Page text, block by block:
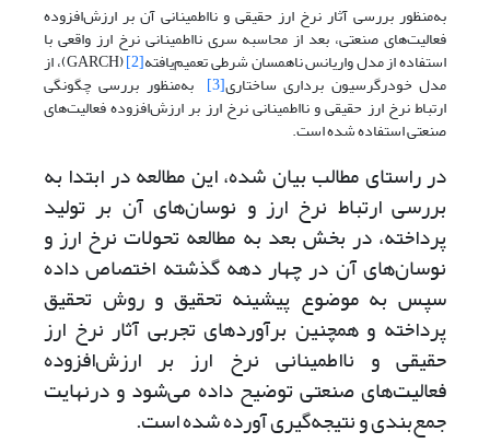
به‌منظور بررسی آثار نرخ ارز حقیقی و نااطمینانی آن بر ارزش‌افزوده
فعالیت‌های صنعتی، بعد از محاسبه سری نااطمینانی نرخ ارز واقعی با
استفاده از مدل واریانس ناهمسان شرطی تعمیم‌یافته[2] (GARCH)، از
مدل خودرگرسیون برداری ساختاری[3] به‌منظور بررسی چگونگی
ارتباط نرخ ارز حقیقی و نااطمینانی نرخ ارز بر ارزش‌افزوده فعالیت‌های
صنعتی استفاده شده است.
در راستای مطالب بیان‌ شده، این مطالعه در ابتدا به
بررسی ارتباط نرخ ارز و نوسان‌های آن بر تولید
پرداخته، در بخش بعد به مطالعه تحولات نرخ ارز و
نوسان‌های آن در چهار دهه گذشته اختصاص داده
سپس به موضوع پیشینه تحقیق و روش تحقیق
پرداخته و همچنین برآوردهای تجربی آثار نرخ ارز
حقیقی و نااطمینانی نرخ ارز بر ارزش‌افزوده
فعالیت‌های صنعتی توضیح داده می‌شود و درنهایت
جمع‌بندی و نتیجه‌گیری آورده شده ‌است.